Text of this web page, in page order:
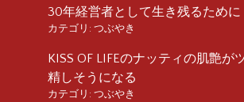
30年経営者として生き残るために
カテゴリ: つぶやき
KISS OF LIFEのナッティの肌艶が
精しそうになる
カテゴリ: つぶやき